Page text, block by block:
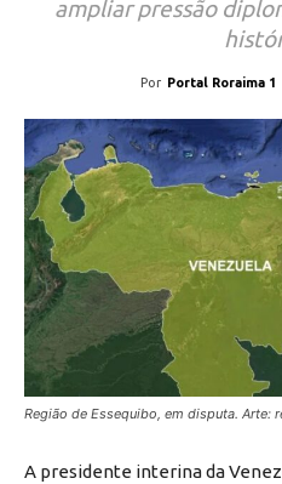
ampliar pressão
Por Portal Roraima 1
Região de Essequibo, em disputa. Arte:
A presidente interina da